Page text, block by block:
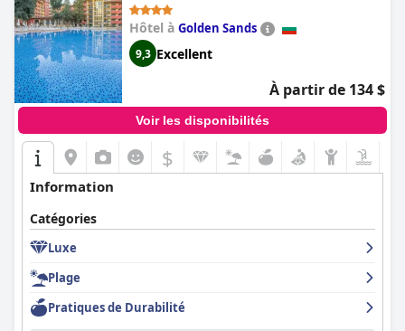
exceptionnel, idéal pour une pause bien méritée.
Hôtel à Golden Sands
9,3 Excellent
À partir de 134 $
Voir les disponibilités
$
Information
Catégories
Luxe
Plage
Pratiques de Durabilité